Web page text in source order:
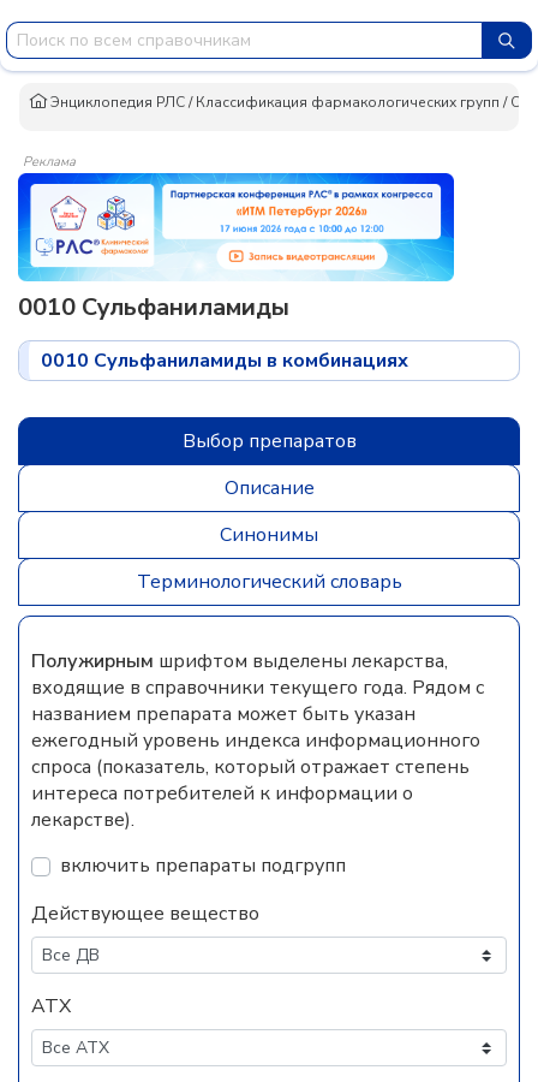
Энциклопедия РЛС/Классификация фармакологических групп /
Реклама
0010 Сульфаниламиды
0010 Сульфаниламиды в комбинациях
Выбор препаратов
Описание
Синонимы
Терминологический словарь
Полужирным шрифтом выделены лекарства,
входящие в справочники текущего года. Рядом с
названием препарата может быть указан
ежегодный уровень индекса информационного
спроса (показатель, который отражает степень
интереса потребителей к информации о
лекарстве).
включить препараты подгрупп
Действующее вещество
АТХ